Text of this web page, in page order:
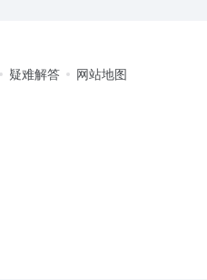
疑难解答 网站地图